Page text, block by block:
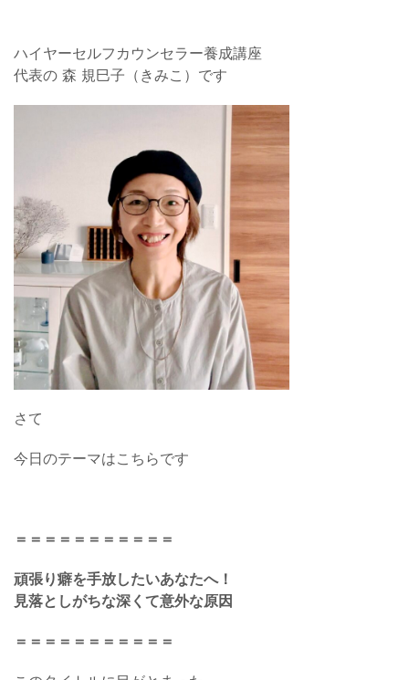
ハイヤーセルフカウンセラー養成講座
代表の 森 規巳子（きみこ）です
さて
今日のテーマはこちらです
＝＝＝＝＝＝＝＝＝＝＝
頑張り癖を手放したいあなたへ！
見落としがちな深くて意外な原因
＝＝＝＝＝＝＝＝＝＝＝